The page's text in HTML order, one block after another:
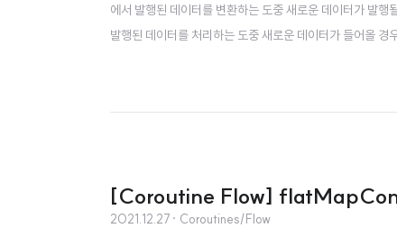
에서 발행된 데이터를 변환하는 도중 새로운 데이터가 발
발행된 데이터를 처리하는 도중 새로운 데이터가 들어올
[Coroutine Flow]
2021.12.27 · Coroutines/Flow